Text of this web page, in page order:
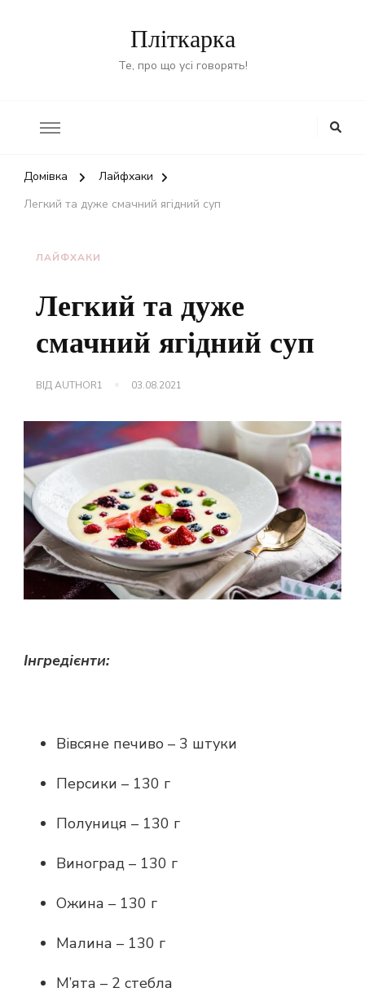
Пліткарка
Те, про що усі говорять!
Домівка
Лайфхаки
Легкий та дуже смачний ягідний суп
ЛАЙФХАКИ
Легкий та дуже
смачний ягідний суп
ВІДAUTHOR1 03.08.2021
Інгредієнти:
Вівсяне печиво – 3 штуки
Персики – 130 г
Полуниця – 130 г
Виноград – 130 г
Ожина – 130 г
Малина – 130 г
М’ята – 2 стебла